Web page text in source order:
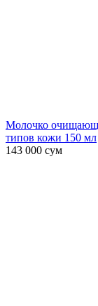
Молочко
типов кожи 150 мл
143 000 сум